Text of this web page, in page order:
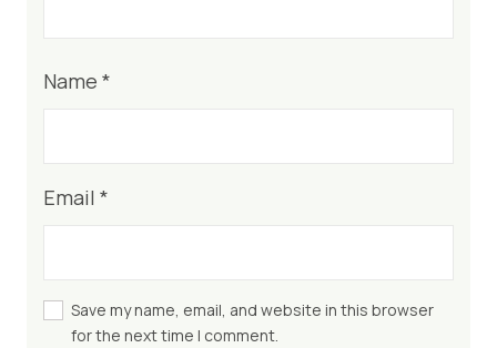
Name *
Email *
Save my name, email, and website in this browser
for the next time I comment.